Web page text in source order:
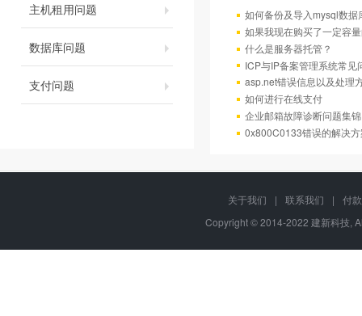
主机租用问题
数据库问题
支付问题
如何备份及导入mysql数据
如果我现在购买了一定容
什么是服务器托管？
ICP与IP备案管理系统常见
asp.net错误信息以及处理
如何进行在线支付
企业邮箱故障诊断问题集锦
0x800C0133错误的解决
关于我们 | 联系我们 |
付
Copyright © 2014-2022 建新科技,